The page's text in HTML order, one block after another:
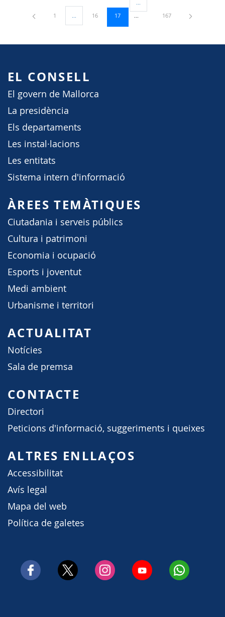
Pàgina
1 ...Pàgines intermèdies Utilitzeu TAB per navegar.
Pàgina
16 Pàgina
17
Pàgines intermèdies Utilitzeu
Pàgina
167
EL CONSELL
El govern de Mallorca
La presidència
Els departaments
Les instal·lacions
Les entitats
Sistema intern d'informació
ÀREES TEMÀTIQUES
Ciutadania i serveis públics
Cultura i patrimoni
Economia i ocupació
Esports i joventut
Medi ambient
Urbanisme i territori
ACTUALITAT
Notícies
Sala de premsa
CONTACTE
Directori
Peticions d'informació, suggeriments i queixes
ALTRES ENLLAÇOS
Accessibilitat
Avís legal
Mapa del web
Política de galetes